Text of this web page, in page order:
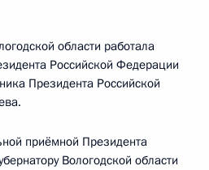
области работала
Российской Федерации
Президента Российской
приёмной Президента
Вологодской области